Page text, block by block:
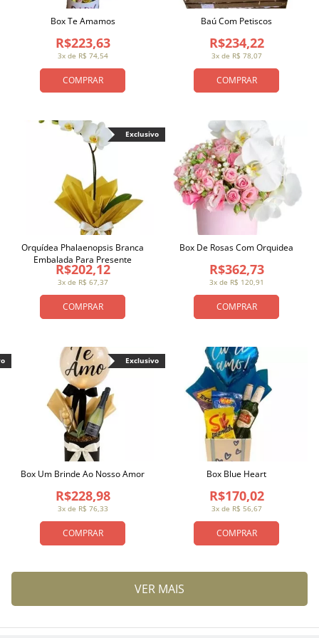
COMPRAR
3x de R$ 74,54
R$223,63
Box Te Amamos
COMPRAR
3x de R$ 78,07
R$234,22
Baú Com Petiscos
COMPRAR
3x de R$ 67,37
R$202,12
Orquídea Phalaenopsis Branca
Embalada Para Presente
Exclusivo
COMPRAR
3x de R$ 120,91
R$362,73
Box De Rosas Com Orquidea
COMPRAR
3x de R$ 76,33
R$228,98
Box Um Brinde Ao Nosso Amor
Exclusivo
COMPRAR
3x de R$ 56,67
R$170,02
Box Blue Heart
VER MAIS